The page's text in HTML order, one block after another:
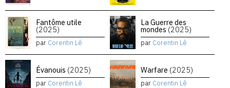
Fantôme utile
(2025)
par Corentin Lê
La Guerre des
mondes (2025)
par Corentin Lê
Évanouis (2025)
par Corentin Lê
Warfare (2025)
par Corentin Lê